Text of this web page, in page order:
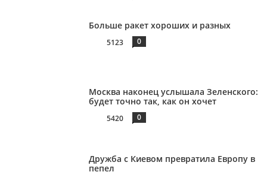
Больше ракет хороших и разных
5123 0
Москва наконец услышала Зеленского:
будет точно так, как он хочет
5420 0
Дружба с Киевом превратила Европу в
пепел